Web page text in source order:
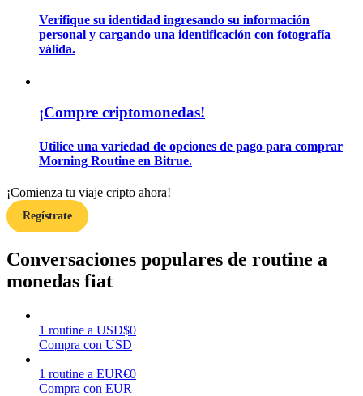
Estrategias comerciales
Aprenda cómo mantenerse rentable
Verifique su identidad ingresando su información
personal y cargando una identificación con fotografía
válida.
¡Compre criptomonedas!
Utilice una variedad de opciones de pago para comprar
Morning Routine en Bitrue.
¡Comienza tu viaje cripto ahora!
Regístrate
Conversaciones populares de routine a
monedas fiat
1 routine a USD$0
Compra con USD
1 routine a EUR€0
Compra con EUR